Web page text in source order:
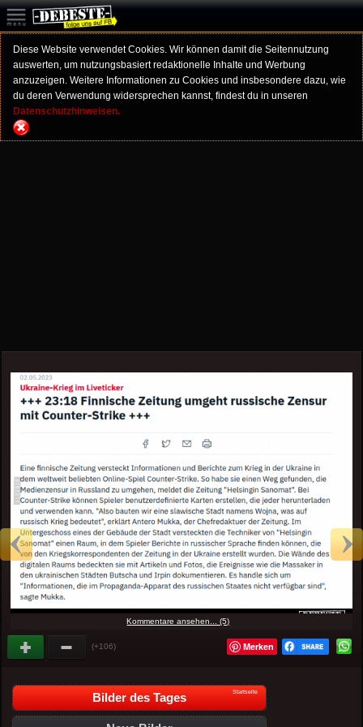
Diese Website verwendet Cookies. Wir können damit die Seitennutzung
auswerten, um nutzungsbasiert redaktionelle Inhalte und Werbung
anzuzeigen. Weitere Informationen zu Cookies und insbesondere dazu, wie
du deren Verwendung widersprechen kannst, findest du in unseren
Datenschutzhinweisen.
Kommentare ansehen... (5)
(+106) Merken
Bilder des Tages Startseite